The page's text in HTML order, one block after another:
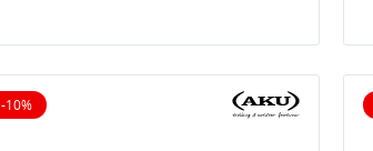
-10%
10% reduziert